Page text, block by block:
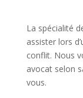
La spécialité
assister lors
conflit. Nous
avocat selon
vous.